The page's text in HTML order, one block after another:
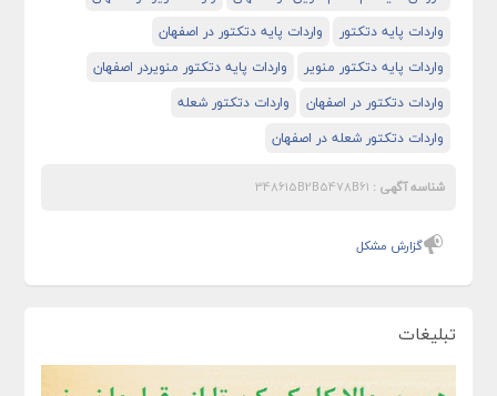
واردات پایه دتکتور
واردات پایه دتکتور در اصفهان
واردات پایه دتکتور منویر
واردات پایه دتکتور منویردر اصفهان
واردات دتکتور در اصفهان
واردات دتکتور شعله
واردات دتکتور شعله در اصفهان
شناسه آگهی :
گزارش مشکل
تبلیغات